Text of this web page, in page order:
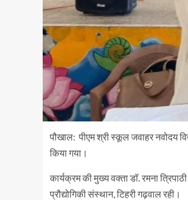
पौखाल: पीएम श्री स्कूल जवाहर नवोदय
किया गया।
कार्यक्रम की मुख्य वक्ता डॉ. रमना
प्रौद्योगिकी संस्थान, टिहरी गढ़वाल रही।